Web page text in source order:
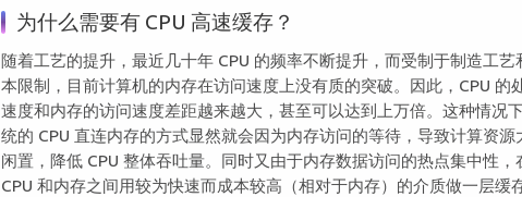
为什么需要有 CPU 高速缓存？
随着工艺的提升，最近几十年 CPU 的频率不断提升，而受制于制造工艺
本限制，目前计算机的内存在访问速度上没有质的突破。因此，CPU 的
速度和内存的访问速度差距越来越大，甚至可以达到上万倍。这种情况
统的 CPU 直连内存的方式显然就会因为内存访问的等待，导致计算资源
闲置，降低 CPU 整体吞吐量。同时又由于内存数据访问的热点集中性，
CPU 和内存之间用较为快速而成本较高（相对于内存）的介质做一层缓